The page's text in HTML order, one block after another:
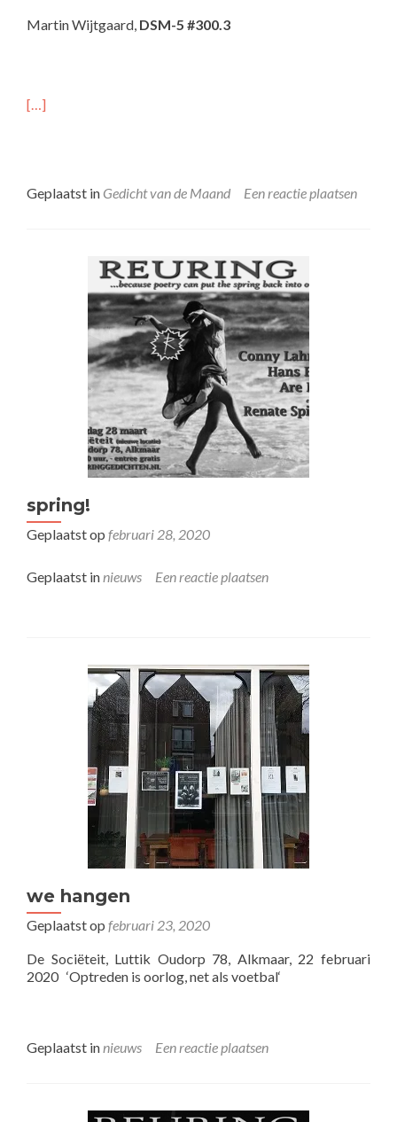
Martin Wijtgaard, DSM-5 #300.3
[…]
Geplaatst in Gedicht van de Maand Een reactie plaatsen
spring!
Geplaatst op februari 28, 2020
Geplaatst innieuws Een reactie plaatsen
we hangen
Geplaatst op februari 23, 2020
De Sociëteit, Luttik Oudorp 78, Alkmaar, 22 februari
2020 ‘Optreden is oorlog, net als voetbal‘
Geplaatst innieuws Een reactie plaatsen